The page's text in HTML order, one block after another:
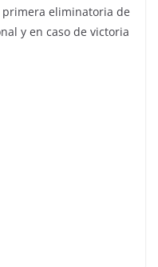
eliminatoria de
y en caso de victoria